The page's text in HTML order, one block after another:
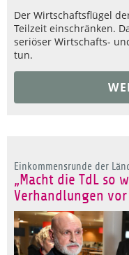
Der Wirtschaftsflügel
Teilzeit einschränken.
seriöser Wirtschafts-
tun.
Einkommensrunde der
„Macht die TdL so
Verhandlungen vor